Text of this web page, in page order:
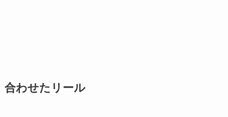
合わせたリール